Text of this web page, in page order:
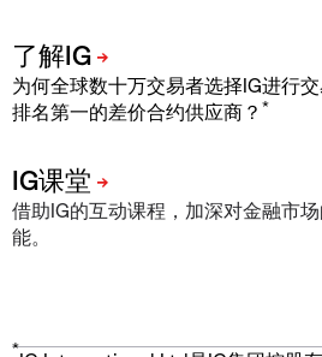
为何全球数十万交易者选择IG进行
排名第一的差价合约供应商？ *
借助IG的互动课程，加深对金融市
能。
*